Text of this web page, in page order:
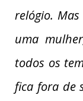
relógio.
uma
todos os
fica fora de